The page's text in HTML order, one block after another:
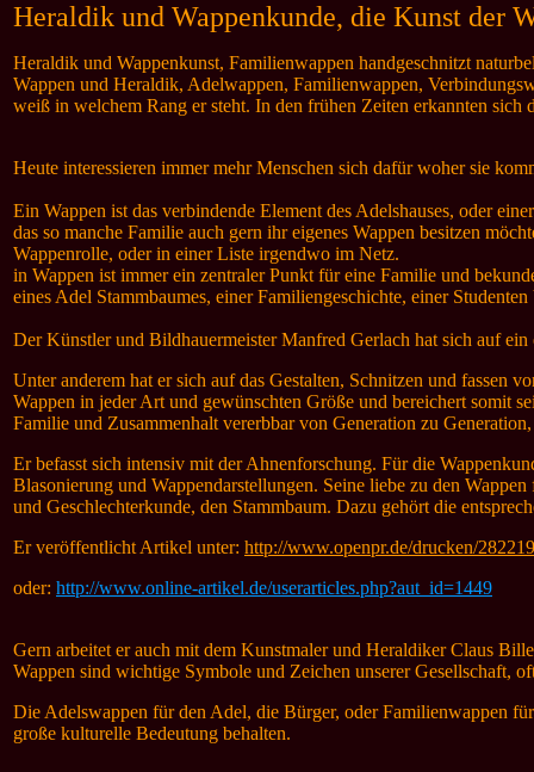
Heraldik und Wappenkunde, die Kunst der
Heraldik und Wappenkunst, Familienwappen handgeschnitzt
Wappen und Heraldik, Adelwappen, Familienwappen,
weiß in welchem Rang er steht. In den frühen Zeiten erkannten
Heute interessieren immer mehr Menschen sich dafür woher sie
Ein Wappen ist das verbindende Element des Adelshauses, oder
das so manche Familie auch gern ihr eigenes Wappen besitzen
Wappenrolle, oder in einer Liste irgendwo im Netz.
in Wappen ist immer ein zentraler Punkt für eine Familie und
eines Adel Stammbaumes, einer Familiengeschichte, einer
Der Künstler und Bildhauermeister Manfred Gerlach hat sich auf
Unter anderem hat er sich auf das Gestalten, Schnitzen und fassen
Wappen in jeder Art und gewünschten Größe und bereichert somit
Familie und Zusammenhalt vererbbar von Generation zu
Er befasst sich intensiv mit der Ahnenforschung. Für die
Blasonierung und Wappendarstellungen. Seine liebe zu den
und Geschlechterkunde, den Stammbaum. Dazu gehört die
Er veröffentlicht Artikel unter: http://www.openpr.de/drucken/
oder: http://www.online-artikel.de/userarticles.php?aut_id=1449
Gern arbeitet er auch mit dem Kunstmaler und Heraldiker Claus
Wappen sind wichtige Symbole und Zeichen unserer Gesellschaft,
Die Adelswappen für den Adel, die Bürger, oder Familienwappen
große kulturelle Bedeutung behalten.